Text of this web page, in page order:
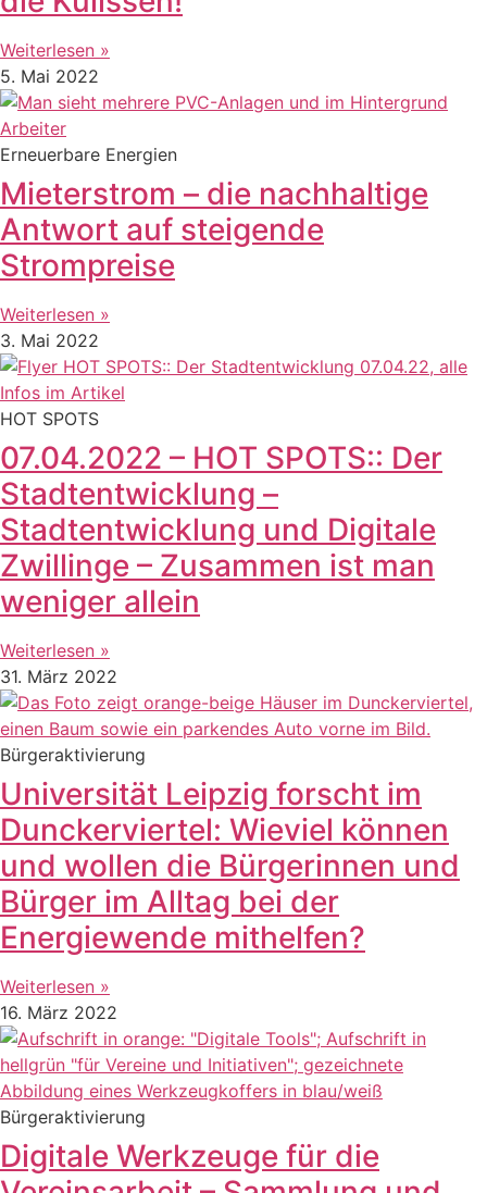
Weiterlesen »
5. Mai 2022
Erneuerbare Energien
Mieterstrom – die nachhaltige
Antwort auf steigende
Strompreise
Weiterlesen »
3. Mai 2022
HOT SPOTS
07.04.2022 – HOT SPOTS:: Der
Stadtentwicklung –
Stadtentwicklung und Digitale
Zwillinge – Zusammen ist man
weniger allein
Weiterlesen »
31. März 2022
Bürgeraktivierung
Universität Leipzig forscht im
Dunckerviertel: Wieviel können
und wollen die Bürgerinnen und
Bürger im Alltag bei der
Energiewende mithelfen?
Weiterlesen »
16. März 2022
Bürgeraktivierung
Digitale Werkzeuge für die